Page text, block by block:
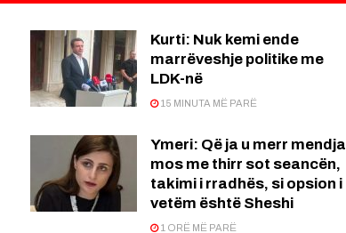
Kurti: Nuk kemi ende
marrëveshje politike me
LDK-në
15 MINUTA MË PARË
Ymeri: Që ja u merr mendja
mos me thirr sot seancën,
takimi i rradhës, si opsion i
vetëm është Sheshi
1 ORË MË PARË